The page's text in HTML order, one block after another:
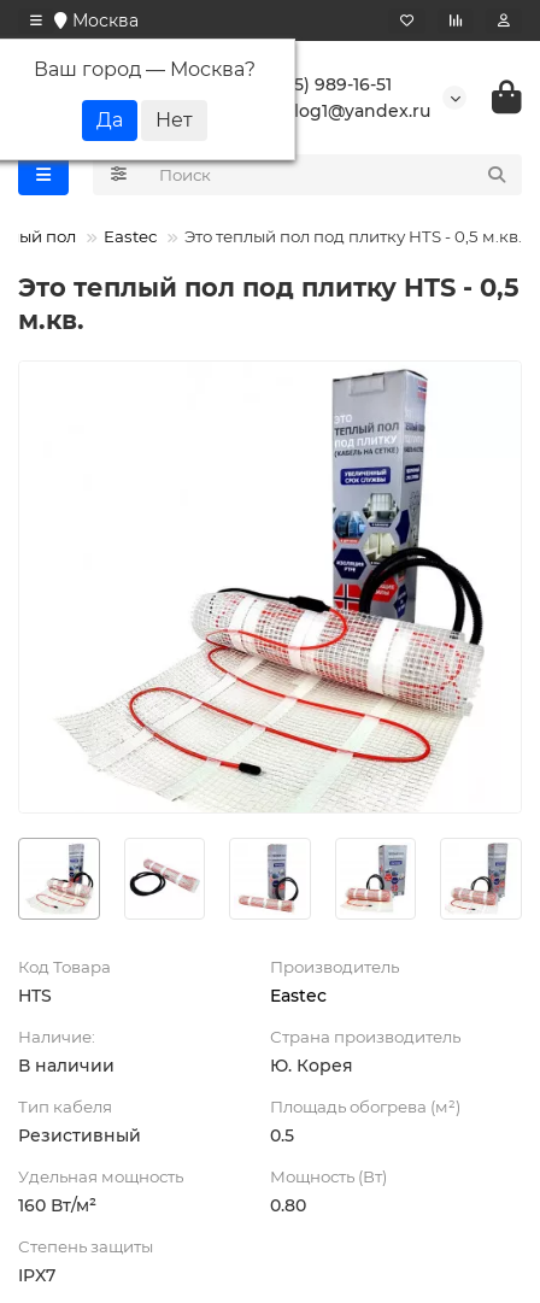
Москва
Ваш город — Москва?
+7 (495) 989-16-51
buranlog1@yandex.ru
пол Eastec Это теплый пол под плитку HTS - 0,5 м.кв.
Это теплый пол под плитку HTS - 0,5
м.кв.
Код Товара
HTS
Производитель
Eastec
Наличие:
В наличии
Страна производитель
Ю. Корея
Тип кабеля
Резистивный
Площадь обогрева (м²)
0.5
Удельная мощность
160 Вт/м²
Мощность (Вт)
0.80
Степень защиты
IPX7